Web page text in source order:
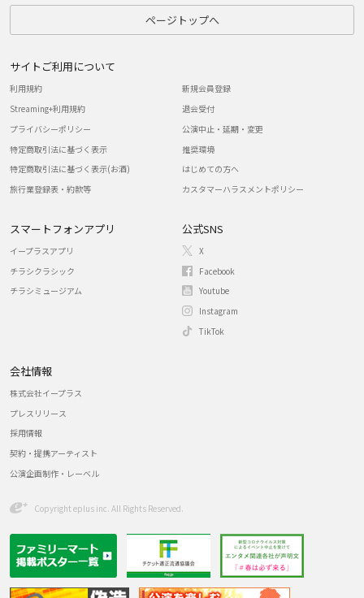
ページトップへ
サイトご利用について
利用規約
Streaming+利用規約
プライバシーポリシー
特定商取引法に基づく表示
特定商取引法に基づく表示(お酒)
旅行業登録表・約款等
新規会員登録
退会受付
公演中止・延期・変更
推奨環境
はじめての方へ
カスタマーハラスメントポリシー
スマートフォンアプリ
イープラスアプリ
チラシクラシック
チラシミュージアム
公式SNS
X
Facebook
Youtube
Instagram
TikTok
会社情報
株式会社イープラス
プレスリリース
採用情報
契約・提携アーティスト
公演企画制作・レーベル
Copyright eplus inc. All Rights Reserved.